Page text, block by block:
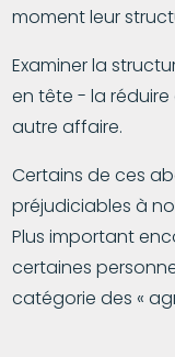
moment leur
Examiner la
en tête - la réduire
autre affaire.
Certains de ces
préjudiciables à
Plus important
certaines
catégorie des «